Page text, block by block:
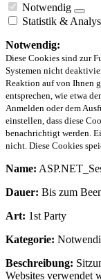
Notwendig
Statistik &
Notwendig:
Diese Cookies sind zur
Systemen nicht
Reaktion auf von Ihnen
entsprechen, wie etwa
Anmelden oder dem
einstellen, dass diese
benachrichtigt werden.
nicht. Diese Cookies
Name:
Dauer: Bis zum
Art: 1st Party
Kategorie:
Beschreibung:
Websites verwendet